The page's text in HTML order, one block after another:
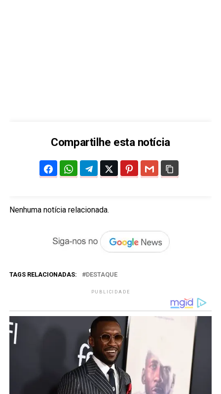
Compartilhe esta notícia
Nenhuma notícia relacionada.
TAGS RELACIONADAS: DESTAQUE
PUBLICIDADE